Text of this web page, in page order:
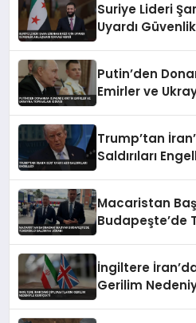
Suriye Lideri
Uyardı
Putin’den
Emirler ve
Trump’tan
Saldırıları
Macaristan
Budapeşte’de
İngiltere
Gerilim